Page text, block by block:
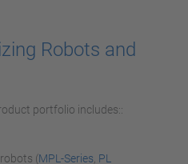
Platform
Robots and
portfolio includes::
(MPL-Series PL